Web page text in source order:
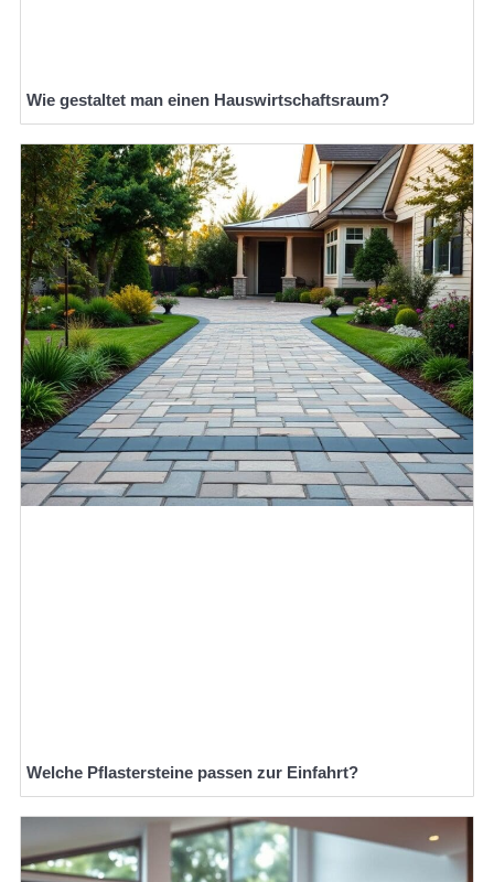
Wie gestaltet man einen Hauswirtschaftsraum?
Welche Pflastersteine passen zur Einfahrt?